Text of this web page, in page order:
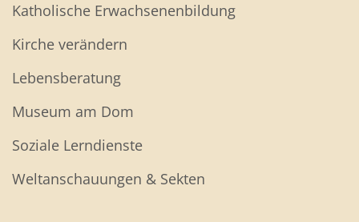
Katholische Erwachsenenbildung
Kirche verändern
Lebensberatung
Museum am Dom
Soziale Lerndienste
Weltanschauungen & Sekten